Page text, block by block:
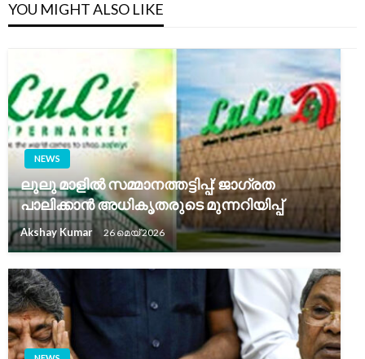
YOU MIGHT ALSO LIKE
NEWS
ലുലു മാളിൽ സമ്മാനത്തട്ടിപ്പ്: ജാഗ്രത
പാലിക്കാൻ അധികൃതരുടെ മുന്നറിയിപ്പ്
Akshay Kumar 26 മെയ്‌ 2026